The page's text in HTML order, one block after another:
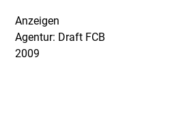
Anzeigen
Agentur: Draft FCB
2009